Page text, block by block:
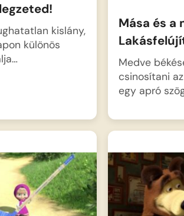
kislány,
különös
Mása és a
Medve
csinosítani
egy apró